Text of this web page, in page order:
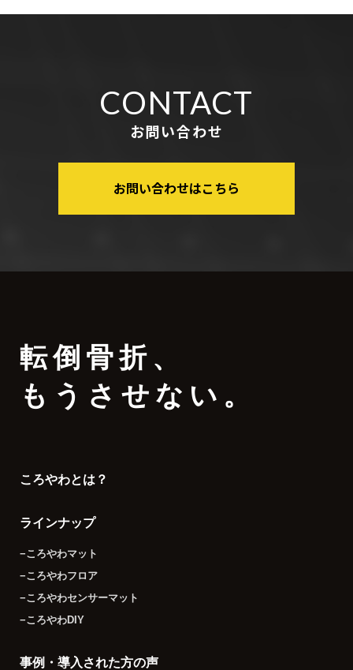
CONTACT
お問い合わせ
お問い合わせはこちら
転倒骨折 、
もうさせない。
ころやわとは？
ラインナップ
−ころやわマット
−ころやわフロア
−ころやわセンサーマット
−ころやわDIY
事例・導入された方の声